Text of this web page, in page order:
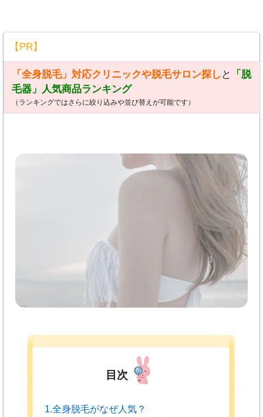
【PR】
「全身脱毛」対応クリニックや脱毛サロン探し と
「脱
毛器」人気商品ランキング
（ランキングではさらに絞り込みや並び替えが可能です）
目次
1.全身脱毛がなぜ人気？